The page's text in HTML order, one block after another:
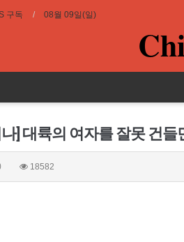
구독 08월 09일(일)
] 대륙의 여자를 잘못 건들
18582